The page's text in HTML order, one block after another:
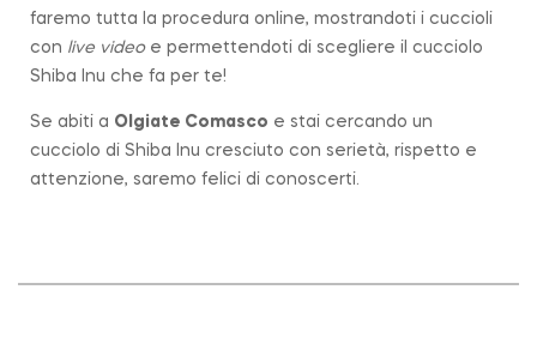
faremo tutta la procedura online, mostrandoti i cuccioli
con live videoe permettendoti di scegliere il cucciolo
Shiba Inu che fa per te!
Se abiti a Olgiate Comasco e stai cercando un
cucciolo di Shiba Inu cresciuto con serietà, rispetto e
attenzione, saremo felici di conoscerti.